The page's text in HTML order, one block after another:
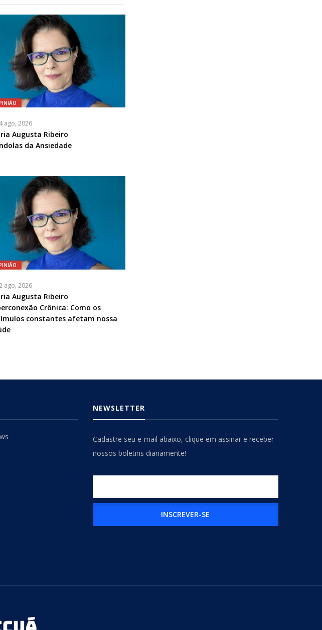
ago, 2026
Augusta Ribeiro
da Ansiedade
ago, 2026
Augusta Ribeiro
Crônica: Como os
constantes afetam nossa
NEWSLETTER
Cadastre seu e-mail abaixo, clique em assinar e receber
nossos boletins diariamente!